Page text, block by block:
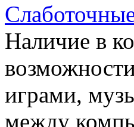
Наличие в
играми,
между